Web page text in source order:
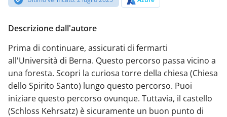
Descrizione dall'autore
Prima di continuare, assicurati di fermarti
all'Università di Berna. Questo percorso passa vicino a
una foresta. Scopri la curiosa torre della chiesa (Chiesa
dello Spirito Santo) lungo questo percorso. Puoi
iniziare questo percorso ovunque. Tuttavia, il castello
(Schloss Kehrsatz) è sicuramente un buon punto di